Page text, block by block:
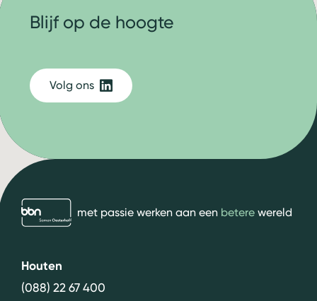
bbn adviseursmet passie werken aan een beterewereld
Houten
(088) 22 67 400
Blijf op de hoogte
Volg ons